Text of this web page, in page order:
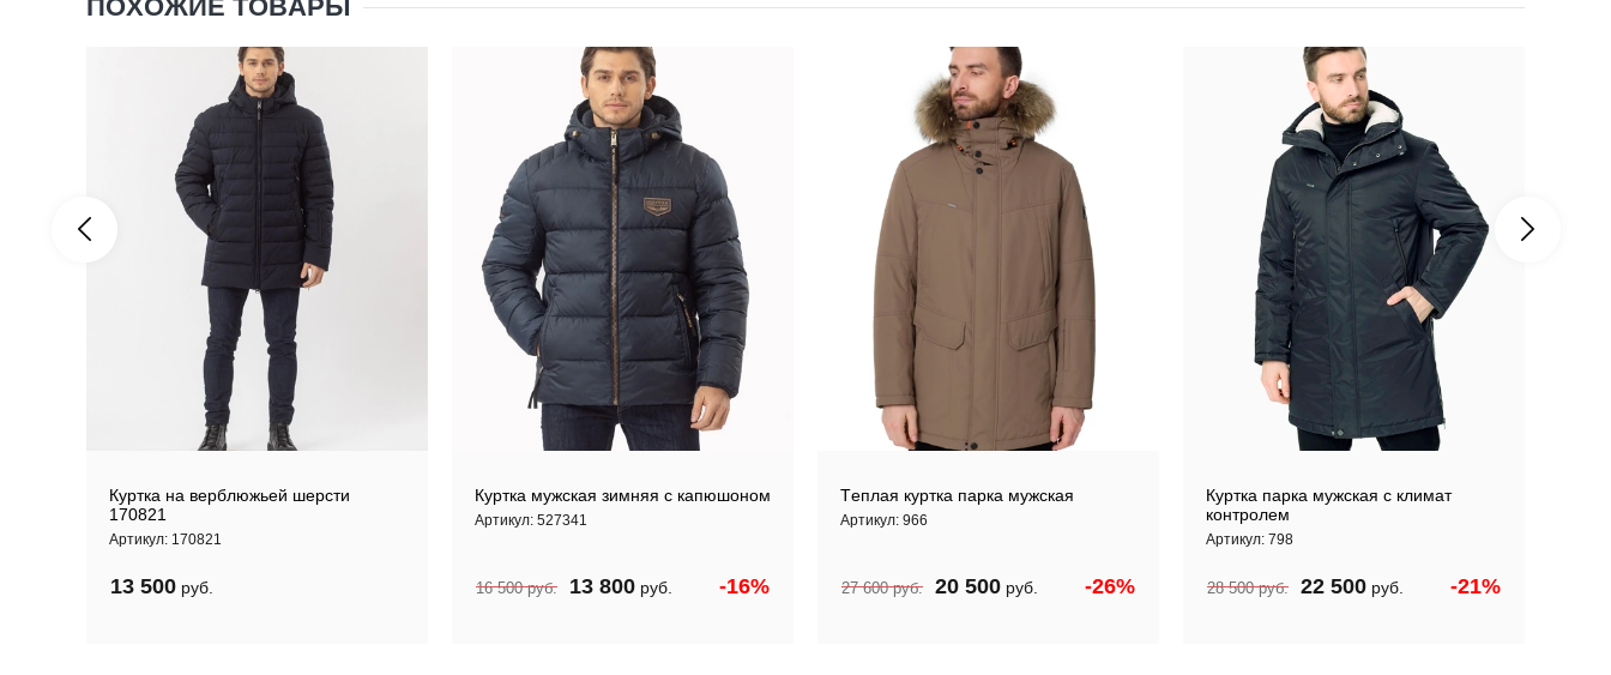
ПОХОЖИЕ ТОВАРЫ
Куртка на верблюжьей шерсти
170821
Артикул: 170821
13 500 руб.
Куртка мужская зимняя с капюшоном
Артикул: 527341
16 500руб. 13 800 руб. -16%
Теплая куртка парка мужская
Артикул: 966
27 600руб. 20 500 руб. -26%
Куртка парка мужская с климат
контролем
Артикул: 798
28 500руб. 22 500 руб. -21%